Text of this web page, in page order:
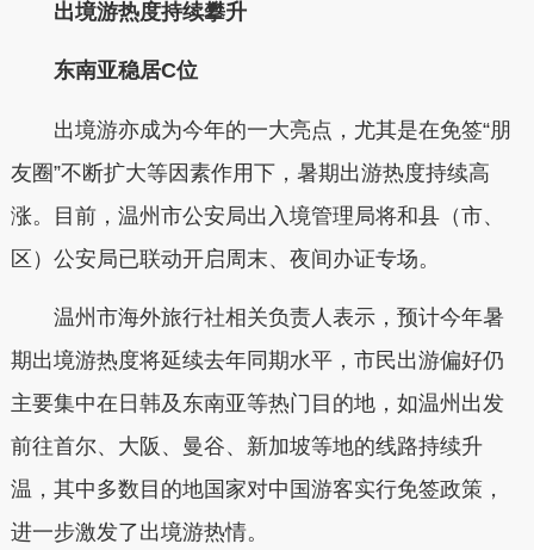
出境游热度持续攀升
东南亚稳居C位
出境游亦成为今年的一大亮点，尤其是在免签“朋
友圈”不断扩大等因素作用下，暑期出游热度持续高
涨。目前，温州市公安局出入境管理局将和县（市、
区）公安局已联动开启周末、夜间办证专场。
温州市海外旅行社相关负责人表示，预计今年暑
期出境游热度将延续去年同期水平，市民出游偏好仍
主要集中在日韩及东南亚等热门目的地，如温州出发
前往首尔、大阪、曼谷、新加坡等地的线路持续升
温，其中多数目的地国家对中国游客实行免签政策，
进一步激发了出境游热情。